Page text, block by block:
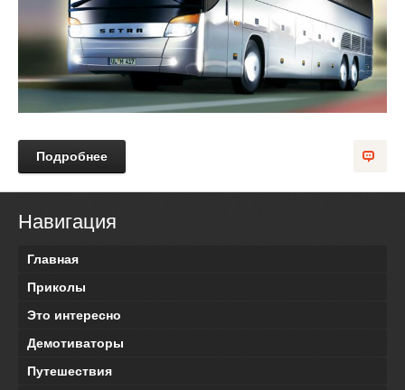
Подробнее
Навигация
Главная
Приколы
Это интересно
Демотиваторы
Путешествия